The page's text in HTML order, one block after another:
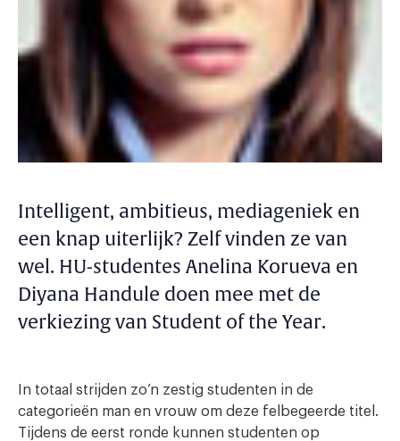
Intelligent, ambitieus, mediageniek en
een knap uiterlijk? Zelf vinden ze van
wel. HU-studentes Anelina Korueva en
Diyana Handule doen mee met de
verkiezing van Student of the Year.
In totaal strijden zo’n zestig studenten in de
categorieën man en vrouw om deze felbegeerde titel.
Tijdens de eerst ronde kunnen studenten op